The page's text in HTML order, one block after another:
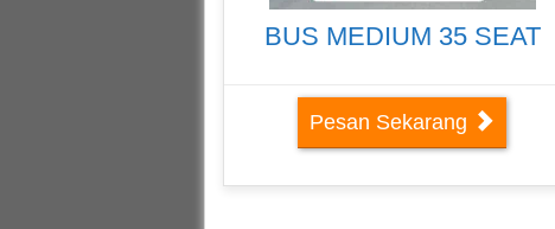
BUS MEDIUM 35 SEAT
Pesan Sekarang